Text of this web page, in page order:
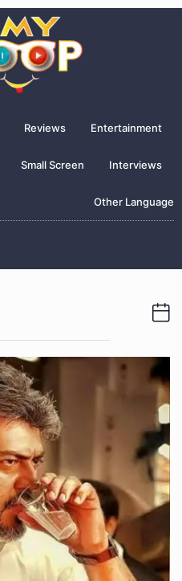
Reviews Entertainment
Small Screen Interviews
Other Language